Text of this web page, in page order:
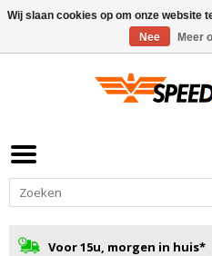
Voor 15u, morgen in huis*
Wij slaan cookies op om onze website
Nee
Meer